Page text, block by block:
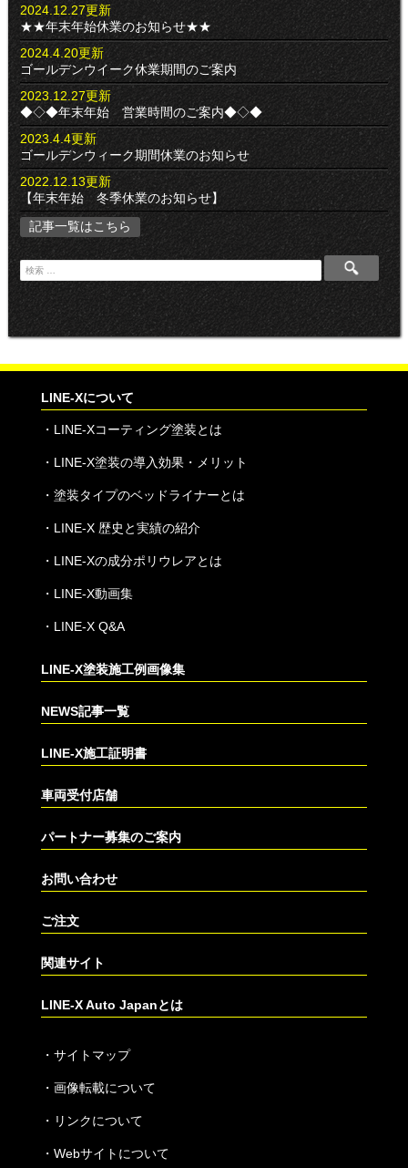
2024.12.27更新
★★年末年始休業のお知らせ★★
2024.4.20更新
ゴールデンウイーク休業期間のご案内
2023.12.27更新
◆◇◆年末年始 営業時間のご案内◆◇◆
2023.4.4更新
ゴールデンウィーク期間休業のお知らせ
2022.12.13更新
【年末年始 冬季休業のお知らせ】
記事一覧はこちら
検
索
:
LINE-Xについて
・ LINE-Xコーティング塗装とは
・ LINE-X塗装の導入効果・メリット
・ 塗装タイプのベッドライナーとは
・ LINE-X 歴史と実績の紹介
・ LINE-Xの成分ポリウレアとは
・ LINE-X動画集
・ LINE-X Q&A
LINE-X塗装施工例画像集
NEWS記事一覧
LINE-X施工証明書
車両受付店舗
パートナー募集のご案内
お問い合わせ
ご注文
関連サイト
LINE-X Auto Japanとは
・ サイトマップ
・ 画像転載について
・ リンクについて
・ Webサイトについて